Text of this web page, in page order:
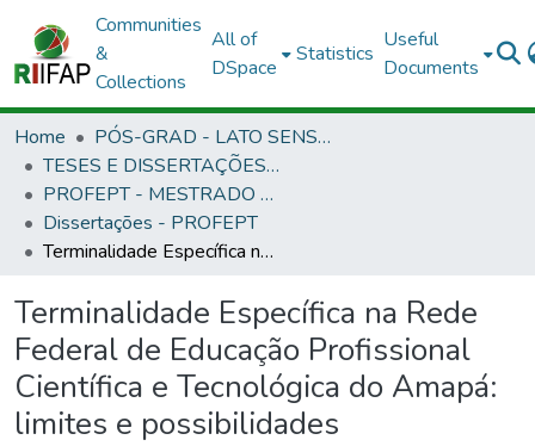
Communities
&
Collections
All of
DSpace
Statistics
Useful
Documents
Home
PÓS-GRAD - LATO SENSU E STRICTO SENSU
TESES E DISSERTAÇÕES DEFENDIDAS NO IFAP
PROFEPT - MESTRADO PROFISSIONAL EM EDUCAÇÃO PROFISSIONAL E TECNOLÓGICA
Dissertações - PROFEPT
Terminalidade Específica na Rede Federal de Educação Profissional Científica e Tecnológica do Amapá: limites e possibilidades
Terminalidade Específica na Rede
Federal de Educação Profissional
Científica e Tecnológica do Amapá:
limites e possibilidades